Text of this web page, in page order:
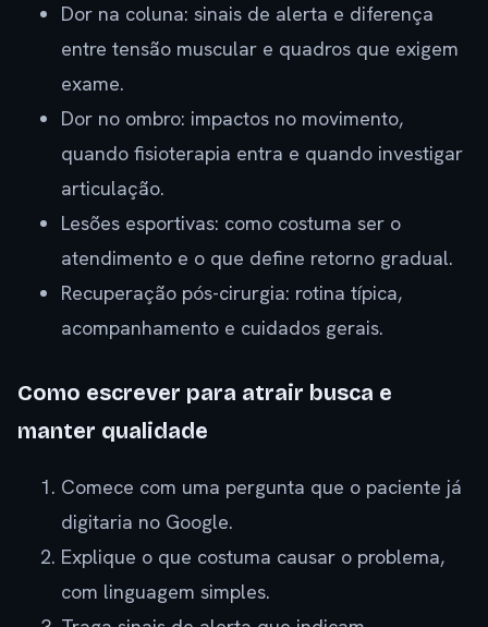
Dor na coluna: sinais de alerta e diferença
entre tensão muscular e quadros que exigem
exame.
Dor no ombro: impactos no movimento,
quando fisioterapia entra e quando investigar
articulação.
Lesões esportivas: como costuma ser o
atendimento e o que define retorno gradual.
Recuperação pós-cirurgia: rotina típica,
acompanhamento e cuidados gerais.
Como escrever para atrair busca e
manter qualidade
Comece com uma pergunta que o paciente já
digitaria no Google.
Explique o que costuma causar o problema,
com linguagem simples.